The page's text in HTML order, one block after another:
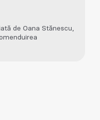
de Oana Stănescu,